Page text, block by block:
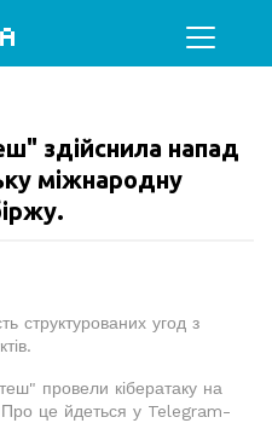
здійснила напад
міжнародну
структурованих угод з
провели кібератаку на
Про це йдеться у Telegram-